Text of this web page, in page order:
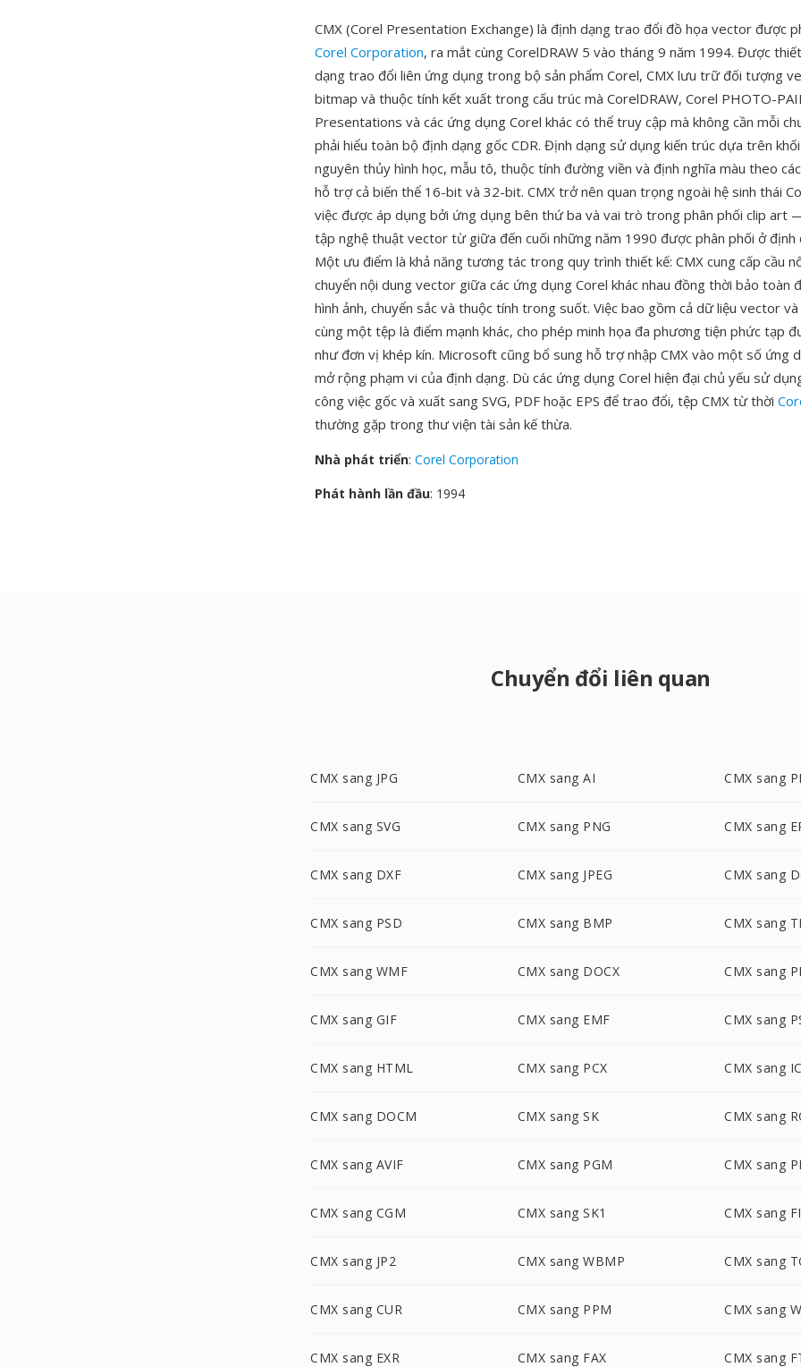
CMX (Corel Presentation Exchange) là định dạng trao đổi đồ họa vector được
Corel Corporation, ra mắt cùng CorelDRAW 5 vào tháng 9 năm 1994. Được
dạng trao đổi liên ứng dụng trong bộ sản phẩm Corel, CMX lưu trữ đối tượng
bitmap và thuộc tính kết xuất trong cấu trúc mà CorelDRAW, Corel PHOTO-
Presentations và các ứng dụng Corel khác có thể truy cập mà không cần mỗi
phải hiểu toàn bộ định dạng gốc CDR. Định dạng sử dụng kiến trúc dựa trên
nguyên thủy hình học, mẫu tô, thuộc tính đường viền và định nghĩa màu theo
hỗ trợ cả biến thể 16-bit và 32-bit. CMX trở nên quan trọng ngoài hệ sinh thái
việc được áp dụng bởi ứng dụng bên thứ ba và vai trò trong phân phối clip art
tập nghệ thuật vector từ giữa đến cuối những năm 1990 được phân phối ở định
Một ưu điểm là khả năng tương tác trong quy trình thiết kế: CMX cung cấp cầu
chuyển nội dung vector giữa các ứng dụng Corel khác nhau đồng thời bảo toàn
hình ảnh, chuyển sắc và thuộc tính trong suốt. Việc bao gồm cả dữ liệu vector
cùng một tệp là điểm mạnh khác, cho phép minh họa đa phương tiện phức tạp
như đơn vị khép kín. Microsoft cũng bổ sung hỗ trợ nhập CMX vào một số ứng
mở rộng phạm vi của định dạng. Dù các ứng dụng Corel hiện đại chủ yếu sử
công việc gốc và xuất sang SVG, PDF hoặc EPS để trao đổi, tệp CMX từ thời
thường gặp trong thư viện tài sản kế thừa.
Nhà phát triển: Corel Corporation
Phát hành lần đầu: 1994
Chuyển đổi liên quan
CMX sang JPG CMX sang AI CMX sang
CMX sang SVG CMX sang PNG CMX sang
CMX sang DXF CMX sang JPEG CMX sang
CMX sang PSD CMX sang BMP CMX sang
CMX sang WMF CMX sang DOCX CMX sang
CMX sang GIF CMX sang EMF CMX sang
CMX sang HTML CMX sang PCX CMX sang
CMX sang DOCM CMX sang SK CMX sang
CMX sang AVIF CMX sang PGM CMX sang
CMX sang CGM CMX sang SK1 CMX sang
CMX sang JP2 CMX sang WBMP CMX sang
CMX sang CUR CMX sang PPM CMX sang
CMX sang EXR CMX sang FAX CMX sang